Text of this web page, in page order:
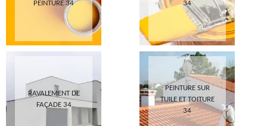
PEINTURE 34
34
RAVALEMENT DE
FAÇADE 34
PEINTURE SUR
TUILE ET TOITURE
34